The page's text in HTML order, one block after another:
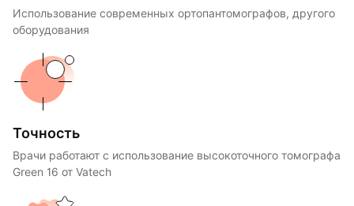
Использование современных ортопантомографов, другого
оборудования
Точность
Врачи работают с использование высокоточного томографа
Green 16 от Vatech